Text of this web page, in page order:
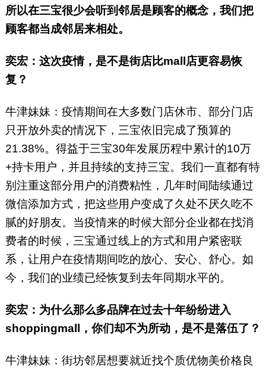
所以在三宝很少会听到邻居是顾客的概念，我们把
顾客都当成邻居来相处。
奕宏：这次疫情，是不是街店比mall店更容易恢
复？
牛津妹妹：疫情期间在大多数门店休市、部分门店
只开放外卖的情况下，三宝依旧完成了预算的
21.38%。得益于三宝30年发展历程中累计的10万
+持卡用户，并且持续的支持三宝。我们一直都有特
别注重这部分用户的消费粘性，几年时间陆续通过
微信添加方式，把这些用户变成了久处不厌久吃不
腻的好朋友。当疫情来的时候大部分企业都在找消
费者的时候，三宝通过线上的方式和用户紧密联
系，让用户在疫情期间吃的放心、安心、舒心。如
今，我们的业绩已经恢复到去年同期水平的。
奕宏：为什么那么多品牌在过去十年纷纷进入
shoppingmall，你们却不为所动，是不是落伍了？
牛津妹妹：街坊邻居想要就近找个质优物美价格良